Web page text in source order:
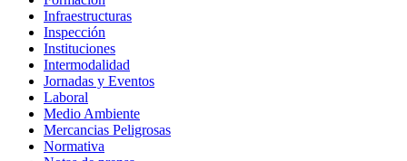
Infraestructuras
Inspección
Instituciones
Intermodalidad
Jornadas y Eventos
Laboral
Medio Ambiente
Mercancias Peligrosas
Normativa